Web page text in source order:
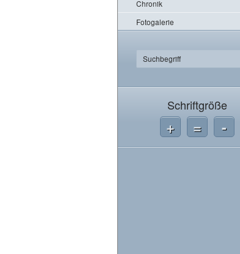
Chronik
Fotogalerie
Schriftgröße
+ = -